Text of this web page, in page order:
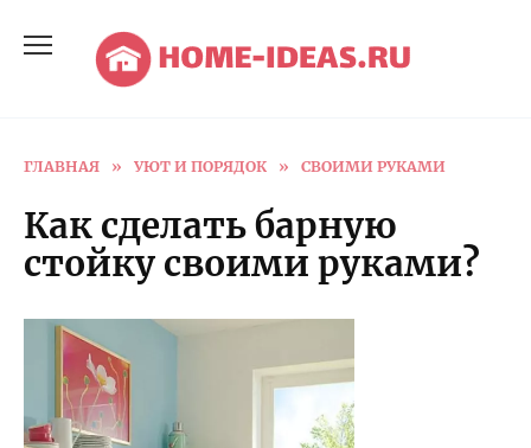
содержанию
ГЛАВНАЯ » УЮТ И ПОРЯДОК » СВОИМИ РУКАМИ
Как сделать барную
стойку своими руками?